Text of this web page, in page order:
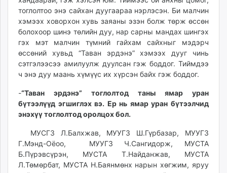
тоглолтоо энэ сайхан дуугаараа нэрлэсэн. Би малчин
хэмээх ховорхон хувь заяаны эзэн болж төрж өссөн
болохоор шинэ төлийн дуу, нар сарны мандах шингэх
гэх мэт малчин түмний гайхам сайхныг мэдэрч
өссөний хувьд “Таван эрдэнэ” хэмээх дууг чинь
сэтгэлээсээ амилуулж дуулсан гэж боддог. Тиймдээ
ч энэ дуу маань хүмүүс их хүрсэн байх гэж боддог.
-“Таван эрдэнэ” тоглолтод таны ямар уран
бүтээлүүд эгшиглэх вэ. Ер нь ямар уран бүтээлчид
энэхүү тоглолтод оролцох бол.
МУСГЗ Л.Балхжав, МУУГЗ Ш.Гүрбазар, МУУГЗ
Г.Мэнд-Оёоо, МУУГЗ Ч.Сангидорж, МУСТА
Б.Пүрэвсүрэн, МУСТА Т.Найданжав, МУСТА
Л.Төмөрбат, МУСТА Н.Баянмөнх нарын хөгжим, яруу